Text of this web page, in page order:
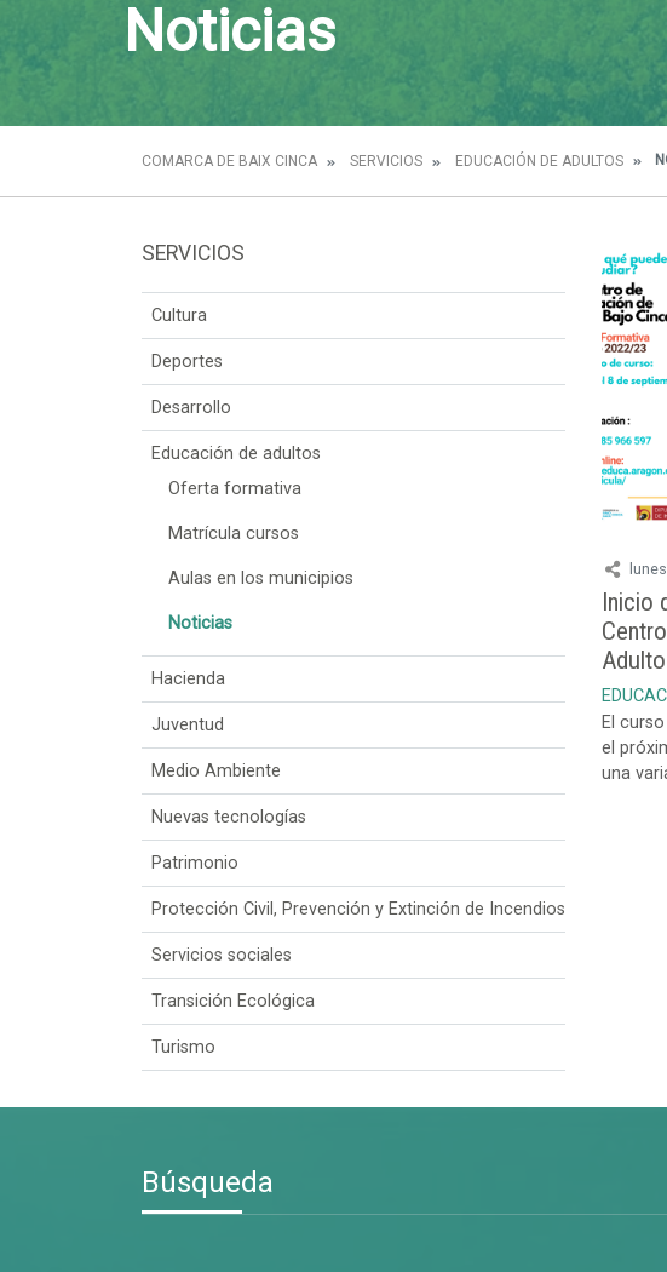
Noticias
COMARCA DE BAIX CINCA SERVICIOS EDUCACIÓN DE ADULTOS
SERVICIOS
Cultura
Deportes
Desarrollo
Educación de adultos
Oferta formativa
Matrícula cursos
Aulas en los municipios
Noticias
Hacienda
Juventud
Medio Ambiente
Nuevas tecnologías
Patrimonio
Protección Civil, Prevención y Extinción de Incendios
Servicios sociales
Transición Ecológica
Turismo
Inicio
El
el
una
Búsqueda